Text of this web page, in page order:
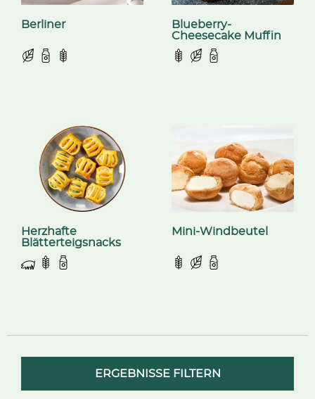
Berliner
Blueberry-
Cheesecake Muffin
Herzhafte
Blätterteigsnacks
Mini-Windbeutel
ERGEBNISSE FILTERN